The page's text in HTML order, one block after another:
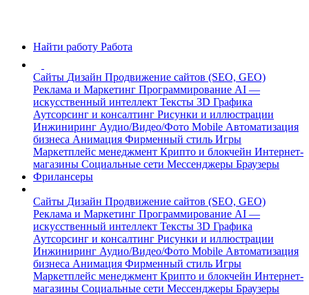
Найти работу Работа
Сайты Дизайн Продвижение сайтов (SEO, GEO)
Реклама и Маркетинг Программирование AI —
искусственный интеллект Тексты 3D Графика
Аутсорсинг и консалтинг Рисунки и иллюстрации
Инжиниринг Аудио/Видео/Фото Mobile Автоматизация
бизнеса Анимация Фирменный стиль Игры
Маркетплейс менеджмент Крипто и блокчейн Интернет-
магазины Социальные сети Мессенджеры Браузеры
Фрилансеры
Сайты Дизайн Продвижение сайтов (SEO, GEO)
Реклама и Маркетинг Программирование AI —
искусственный интеллект Тексты 3D Графика
Аутсорсинг и консалтинг Рисунки и иллюстрации
Инжиниринг Аудио/Видео/Фото Mobile Автоматизация
бизнеса Анимация Фирменный стиль Игры
Маркетплейс менеджмент Крипто и блокчейн Интернет-
магазины Социальные сети Мессенджеры Браузеры